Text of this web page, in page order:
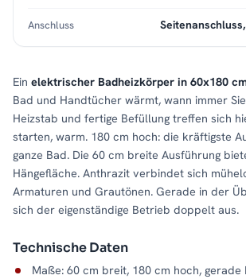
Ein elektrischer Badheizkörper in 60x180
Bad und Handtücher wärmt, wann immer
Heizstab und fertige Befüllung treffen sich
starten, warm. 180 cm hoch: die kräftigste
ganze Bad. Die 60 cm breite Ausführung
Hängefläche. Anthrazit verbindet sich
Armaturen und Grautönen. Gerade in der
sich der eigenständige Betrieb doppelt aus.
Technische Daten
Maße: 60 cm breit, 180 cm hoch, gerade
Anschluss